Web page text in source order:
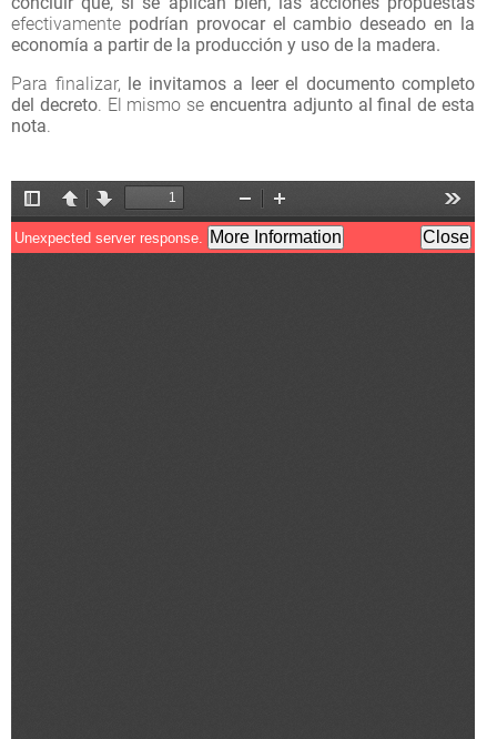
efectivamente podrían provocar el cambio deseado en la
economía a partir de la producción y uso de la madera.
Para finalizar, le invitamos a leer el documento completo
del decreto. El mismo seencuentra adjunto al final de esta
nota.